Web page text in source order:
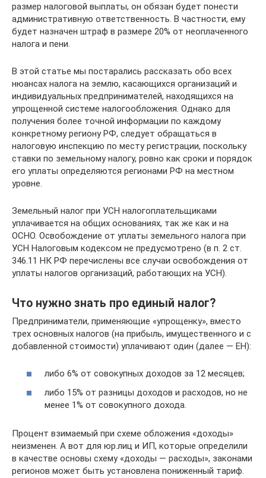
размер налоговой выплаты, он обязан будет понести
административную ответственность. В частности, ему
будет назначен штраф в размере 20% от неоплаченного
налога и пени.
В этой статье мы постарались рассказать обо всех
нюансах налога на землю, касающихся организаций и
индивидуальных предпринимателей, находящихся на
упрощенной системе налогообложения. Однако для
получения более точной информации по каждому
конкретному региону РФ, следует обращаться в
налоговую инспекцию по месту регистрации, поскольку
ставки по земельному налогу, ровно как сроки и порядок
его уплаты определяются регионами РФ на местном
уровне.
Земельный налог при УСН налогоплательщиками
уплачивается на общих основаниях, так же как и на
ОСНО. Освобождение от уплаты земельного налога при
УСН Налоговым кодексом не предусмотрено (в п. 2 ст.
346.11 НК РФ перечислены все случаи освобождения от
уплаты налогов организаций, работающих на УСН).
Что нужно знать про единый налог?
Предприниматели, применяющие «упрощенку», вместо
трех основных налогов (на прибыль, имущественного и с
добавленной стоимости) уплачивают один (далее — ЕН):
либо 6% от совокупных доходов за 12 месяцев;
либо 15% от разницы доходов и расходов, но не
менее 1% от совокупного дохода.
Процент взимаемый при схеме обложения «доходы»
неизменен. А вот для юр.лиц и ИП, которые определили
в качестве основы схему «доходы — расходы», законами
регионов может быть установлена пониженный тариф.